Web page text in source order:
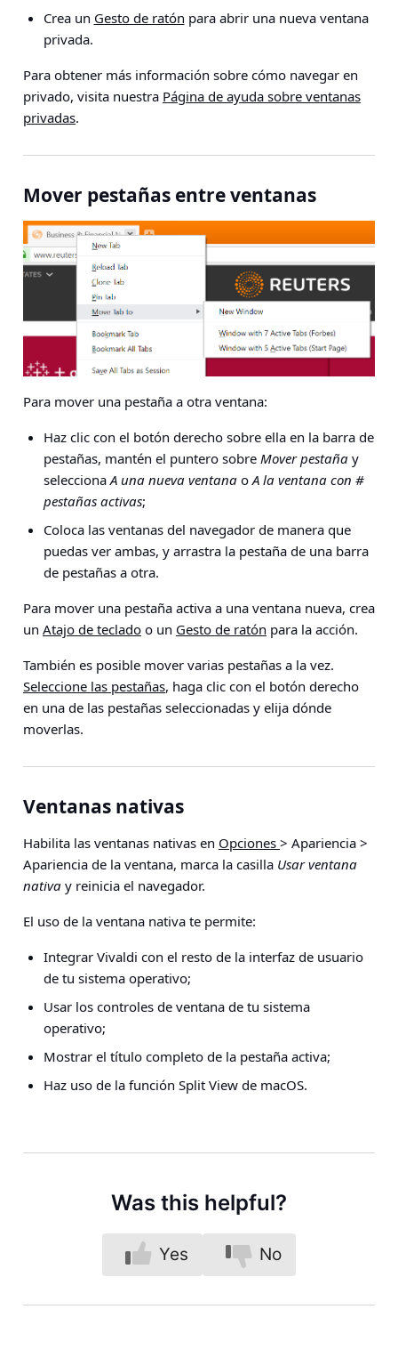
Crea un Gesto de ratón para abrir una nueva ventana
privada.
Para obtener más información sobre cómo navegar en
privado, visita nuestra Página de ayuda sobre ventanas
privadas.
Mover pestañas entre ventanas
Para mover una pestaña a otra ventana:
Haz clic con el botón derecho sobre ella en la barra de
pestañas, mantén el puntero sobre Mover pestaña y
seleccionaA una nueva ventanaoA la ventana con #
pestañas activas;
Coloca las ventanas del navegador de manera que
puedas ver ambas, y arrastra la pestaña de una barra
de pestañas a otra.
Para mover una pestaña activa a una ventana nueva, crea
un Atajo de teclado o un Gesto de ratón para la acción.
También es posible mover varias pestañas a la vez.
Seleccione las pestañas, haga clic con el botón derecho
en una de las pestañas seleccionadas y elija dónde
moverlas.
Ventanas nativas
Habilita las ventanas nativas en Opciones > Apariencia >
Apariencia de la ventana, marca la casilla Usar ventana
nativa y reinicia el navegador.
El uso de la ventana nativa te permite:
Integrar Vivaldi con el resto de la interfaz de usuario
de tu sistema operativo;
Usar los controles de ventana de tu sistema
operativo;
Mostrar el título completo de la pestaña activa;
Haz uso de la función Split View de macOS.
Was this helpful?
Yes No